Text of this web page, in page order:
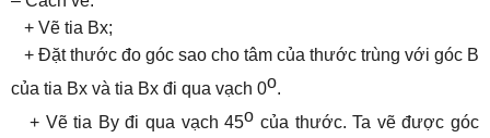
+ Vẽ tia Bx;
+ Đặt thước đo góc sao cho tâm của thước trùng với góc B
của tia Bx và tia Bx đi qua vạch 0o.
+ Vẽ tia By đi qua vạch 45o của thước. Ta vẽ được góc